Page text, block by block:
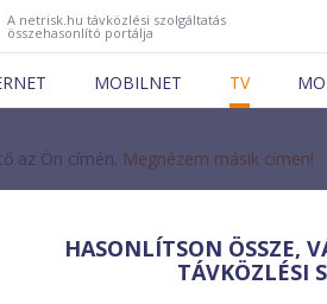
A netrisk.hu távközlési szolgáltatás
összehasonlító portálja
MOBILNET TV
az Ön címén. Megnézem másik címen!
KábelszatNet-2002
TELJES csomag
HASONLÍTSON ÖSSZE,
TÁVKÖZLÉSI